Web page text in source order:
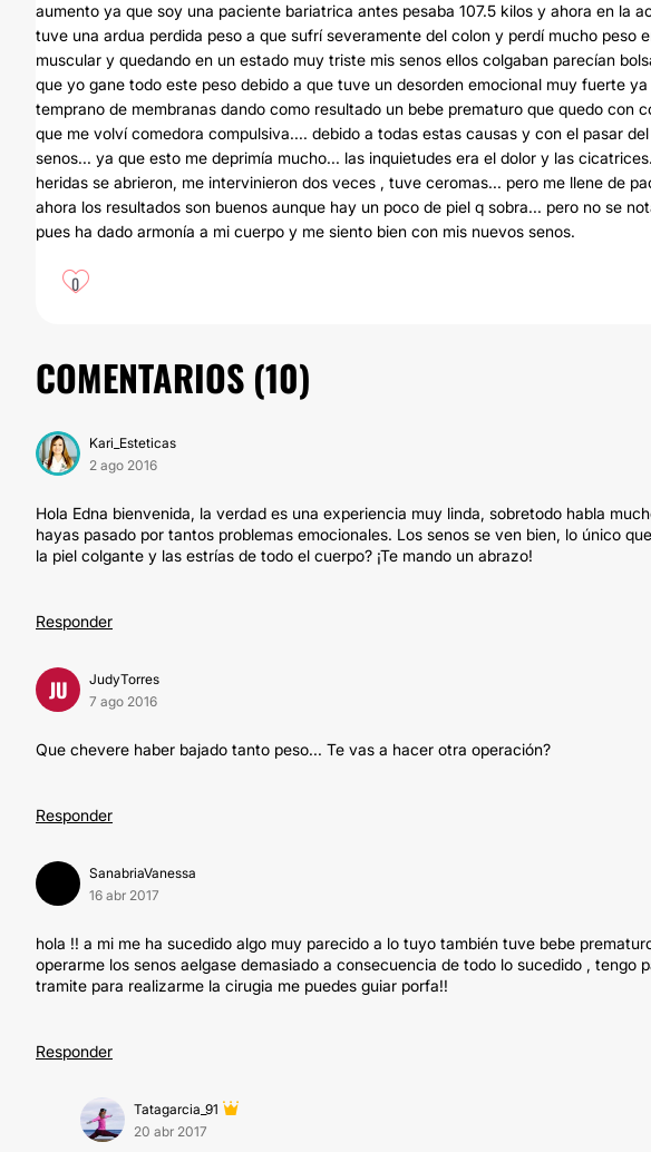
aumento ya que soy una paciente bariatrica antes pesaba 107.5 kilos y ahora en la
tuve una ardua perdida peso a que sufrí severamente del colon y perdí mucho peso
muscular y quedando en un estado muy triste mis senos ellos colgaban parecían
que yo gane todo este peso debido a que tuve un desorden emocional muy fuerte
temprano de membranas dando como resultado un bebe prematuro que quedo con
que me volví comedora compulsiva.... debido a todas estas causas y con el pasar
senos... ya que esto me deprimía mucho... las inquietudes era el dolor y las
heridas se abrieron, me intervinieron dos veces , tuve ceromas... pero me llene de
ahora los resultados son buenos aunque hay un poco de piel q sobra... pero no se
pues ha dado armonía a mi cuerpo y me siento bien con mis nuevos senos.
0
COMENTARIOS (10)
Kari_Esteticas
2 ago 2016
Hola Edna bienvenida, la verdad es una experiencia muy linda, sobretodo habla
hayas pasado por tantos problemas emocionales. Los senos se ven bien, lo único
la piel colgante y las estrías de todo el cuerpo? ¡Te mando un abrazo!
Responder
JU
JudyTorres
7 ago 2016
Que chevere haber bajado tanto peso... Te vas a hacer otra operación?
Responder
SanabriaVanessa
16 abr 2017
hola !! a mi me ha sucedido algo muy parecido a lo tuyo también tuve bebe
operarme los senos aelgase demasiado a consecuencia de todo lo sucedido , tengo
tramite para realizarme la cirugia me puedes guiar porfa!!
Responder
Tatagarcia_91
20 abr 2017